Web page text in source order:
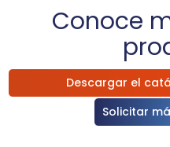
Conoce
Descargar el
Solicitar